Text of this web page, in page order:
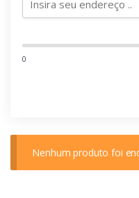
0
Nenhum produto foi